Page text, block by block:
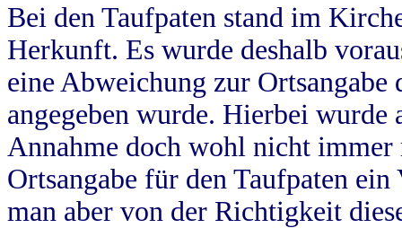
Bei den Taufpaten stand im
Herkunft. Es wurde deshalb
eine Abweichung zur
angegeben wurde. Hierbei wurde
Annahme doch wohl nicht
Ortsangabe für den Taufpaten
man aber von der Richtigkeit